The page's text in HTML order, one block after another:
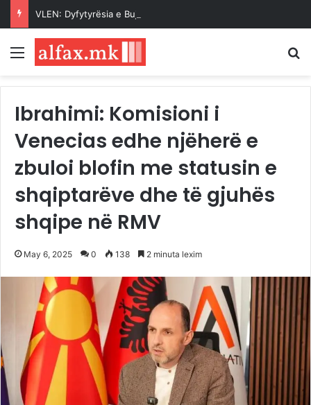
VLEN: Dyfytyrësia e Bujarit: Natën të vret, ditën të qan!
Menu
Ibrahimi: Komisioni i
Venecias edhe njëherë e
zbuloi blofin me statusin e
shqiptarëve dhe të gjuhës
shqipe në RMV
May 6, 2025 0 138 2 minuta lexim